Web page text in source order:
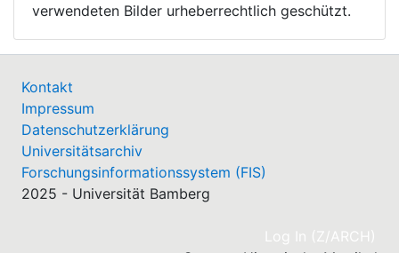
verwendeten Bilder urheberrechtlich geschützt.
Kontakt
Impressum
Datenschutzerklärung
Universitätsarchiv
Forschungsinformationssystem (FIS)
2025 - Universität Bamberg
Log In (Z/ARCH)